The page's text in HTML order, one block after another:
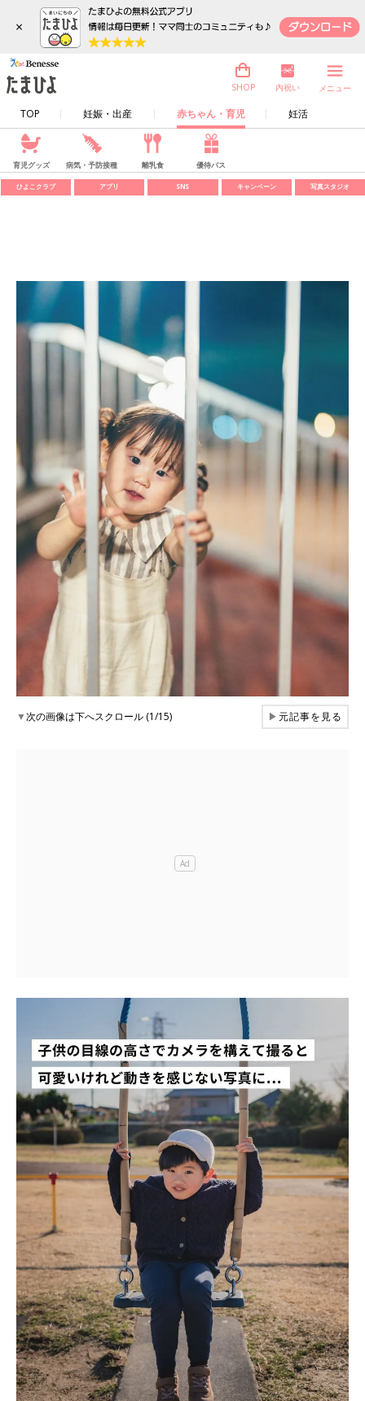
×
TOP 妊娠・出産 赤ちゃん・育児 妊活
SHOP 内祝い メニュー
育児グッズ 病気・予防接種 離乳食 優待パス
ひよこクラブ アプリ SNS キャンペーン 写真スタジオ
▼次の画像は下へスクロール (1/15) ▶元記事を見る